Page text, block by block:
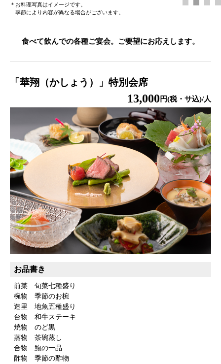
＊お料理写真はイメージです。
季節により内容が異なる場合がございます。
食べて飲んでの各種ご宴会。ご要望にお応えします。
「華翔（かしょう）」特別会席
13,000 円(税・サ込)/人
お品書き
前菜 旬菜七種盛り
椀物 季節のお椀
造里 地魚五種盛り
台物 和牛ステーキ
焼物 のど黒
蒸物 茶碗蒸し
合物 鮑の一品
酢物 季節の酢物